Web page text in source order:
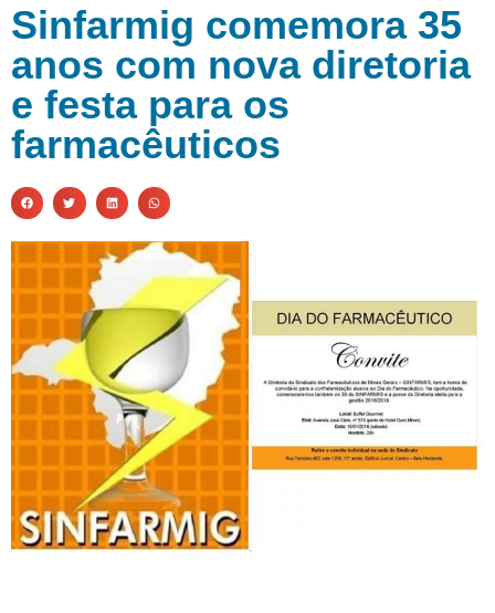
Sinfarmig comemora 35
anos com nova diretoria
e festa para os
farmacêuticos